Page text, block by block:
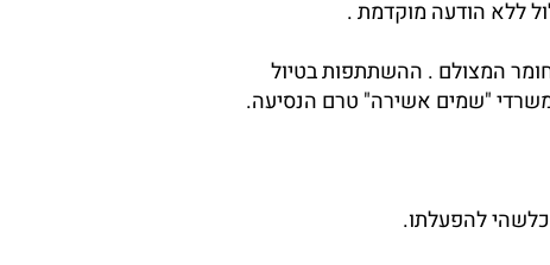
המצולם . ההשתתפות בטיול
"שמים אשירה" טרם הנסיעה.